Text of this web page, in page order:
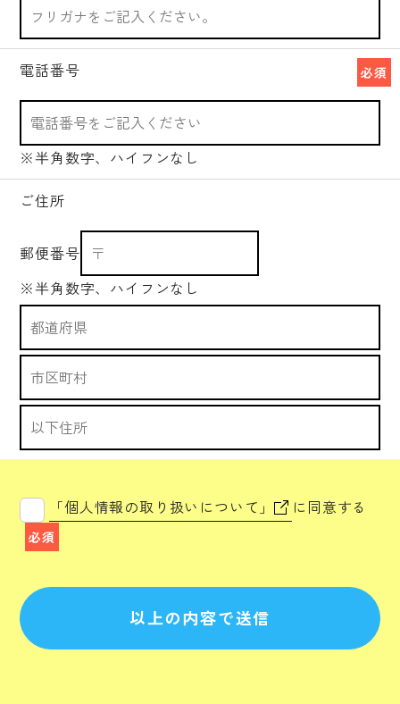
電話番号 必須
※半角数字、ハイフンなし
ご住所
郵便番号
※半角数字、ハイフンなし
「個人情報の取り扱いについて」 に同意する
必須
以上の内容で送信